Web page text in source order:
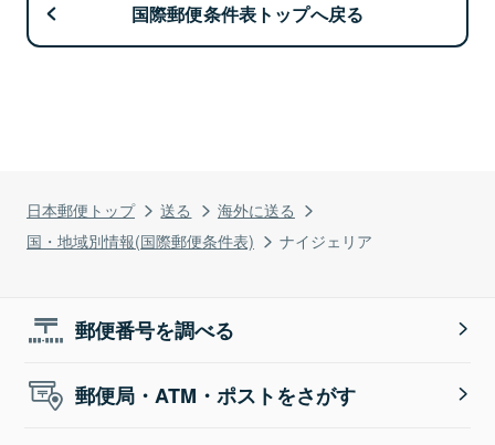
日本郵便トップ 送る
海外に送る
国・地域別情報(国際郵便条件表)
ナイジェリア
国際郵便条件表トップへ戻る
郵便番号を調べる
郵便局・ATM・ポストをさがす